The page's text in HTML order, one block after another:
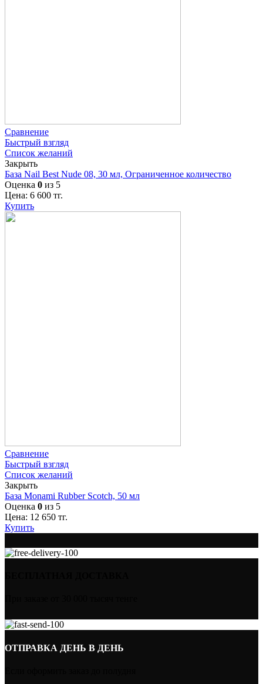
Сравнение
Быстрый взгляд
Список желаний
Закрыть
База Nail Best Nude 08, 30 мл, Ограниченное количество
Оценка 0 из 5
Цена: 6 600 тг.
Купить
Сравнение
Быстрый взгляд
Список желаний
Закрыть
База Monami Rubber Scotch, 50 мл
Оценка 0 из 5
Цена: 12 650 тг.
Купить
ОТПРАВКА ДЕНЬ В ДЕНЬ